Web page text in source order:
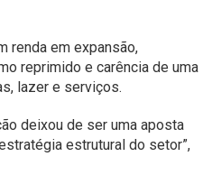
renda em expansão,
reprimido e carência de uma
lazer e serviços.
deixou de ser uma aposta
estrutural do setor”,